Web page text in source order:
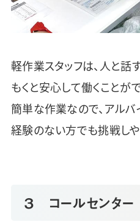
軽作業スタッフは、人と話
もくと安心して働くことが
簡単な作業なので、アル
経験のない方でも挑戦しや
３ コールセンター